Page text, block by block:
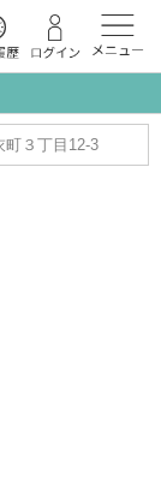
町３丁目12-3